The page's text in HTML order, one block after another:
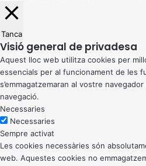
Tanca
Visió general de privadesa
Aquest lloc web utilitza cookies per
essencials per al funcionament de les
s’emmagatzemaran al vostre
navegació.
Necessaries
Necessaries
Sempre activat
Les cookies necessàries són
web. Aquestes cookies no